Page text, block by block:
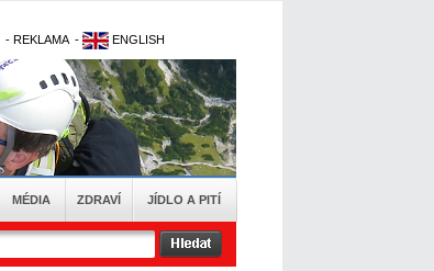
- REKLAMA - ENGLISH
MÉDIA ZDRAVÍ JÍDLO A PITÍ